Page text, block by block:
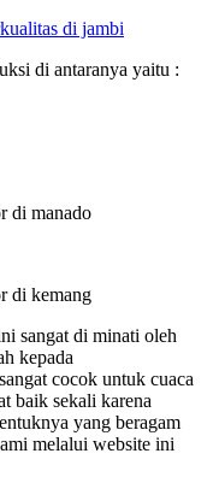
di jambi
di antaranya yaitu :
sangat di minati oleh
kepada
cocok untuk cuaca
baik sekali karena
yang beragam
melalui website ini